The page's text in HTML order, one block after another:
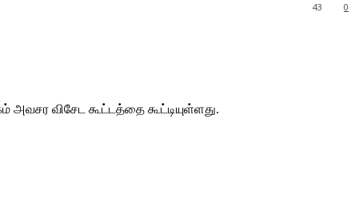
0
43
விசேட கூட்டத்தை கூட்டியுள்ளது.